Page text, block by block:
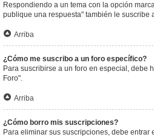
Respondiendo a un tema con la opción
publique una respuesta" también le suscribe
Arriba
¿Cómo me suscribo a un foro específico?
Para suscribirse a un foro en especial, debe
Foro".
Arriba
¿Cómo borro mis suscripciones?
Para eliminar sus suscripciones, debe